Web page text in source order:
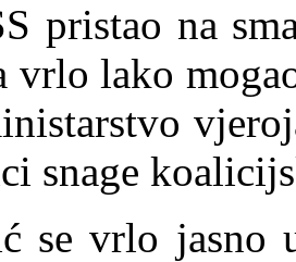
pristao na
vrlo lako
snage
se vrlo jasno